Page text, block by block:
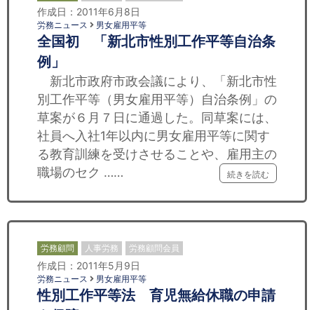
作成日：2011年6月8日
労務ニュース 男女雇用平等
全国初 「新北市性別工作平等自治条
例」
新北市政府市政会議により、「新北市性
別工作平等（男女雇用平等）自治条例」の
草案が６月７日に通過した。同草案には、
社員へ入社1年以内に男女雇用平等に関す
る教育訓練を受けさせることや、雇用主の
職場のセク ……
続きを読む
労務顧問 人事労務 労務顧問会員
作成日：2011年5月9日
労務ニュース 男女雇用平等
性別工作平等法 育児無給休職の申請